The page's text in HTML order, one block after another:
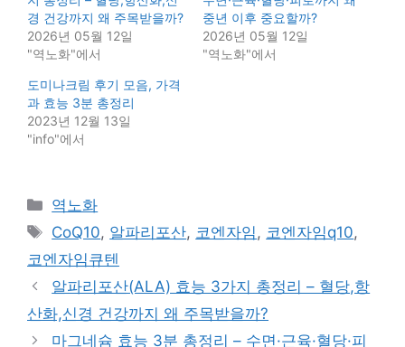
경 건강까지 왜 주목받을까?
2026년 05월 12일
"역노화"에서
중년 이후 중요할까?
2026년 05월 12일
"역노화"에서
도미나크림 후기 모음, 가격
과 효능 3분 총정리
2023년 12월 13일
"info"에서
Categories
역노화
Tags
CoQ10, 알파리포산, 코엔자임, 코엔자임q10,
코엔자임큐텐
알파리포산(ALA) 효능 3가지 총정리 – 혈당,항
산화,신경 건강까지 왜 주목받을까?
마그네슘 효능 3분 총정리 – 수면·근육·혈당·피